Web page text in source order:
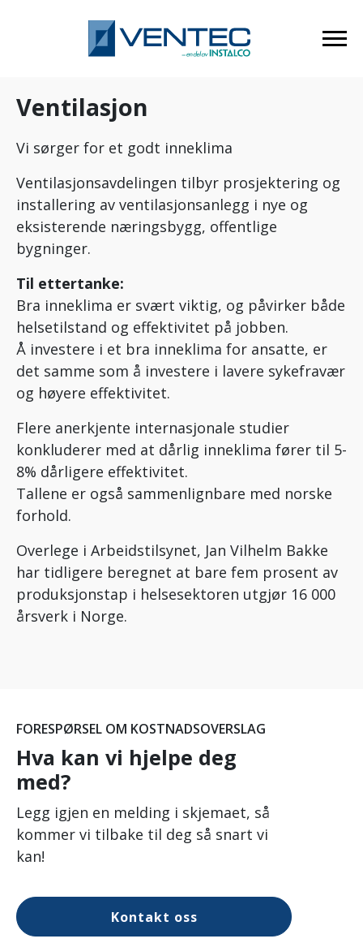
Ventilasjon
Vi sørger for et godt inneklima
Ventilasjonsavdelingen tilbyr prosjektering og
installering av ventilasjonsanlegg i nye og
eksisterende næringsbygg, offentlige
bygninger.
Til ettertanke:
Bra inneklima er svært viktig, og påvirker både
helsetilstand og effektivitet på jobben.
Å investere i et bra inneklima for ansatte, er
det samme som å investere i lavere sykefravær
og høyere effektivitet.
Flere anerkjente internasjonale studier
konkluderer med at dårlig inneklima fører til 5-
8% dårligere effektivitet.
Tallene er også sammenlignbare med norske
forhold.
Overlege i Arbeidstilsynet, Jan Vilhelm Bakke
har tidligere beregnet at bare fem prosent av
produksjonstap i helsesektoren utgjør 16 000
årsverk i Norge.
FORESPØRSEL OM KOSTNADSOVERSLAG
Hva kan vi hjelpe deg
med?
Legg igjen en melding i skjemaet, så
kommer vi tilbake til deg så snart vi
kan!
Kontakt oss